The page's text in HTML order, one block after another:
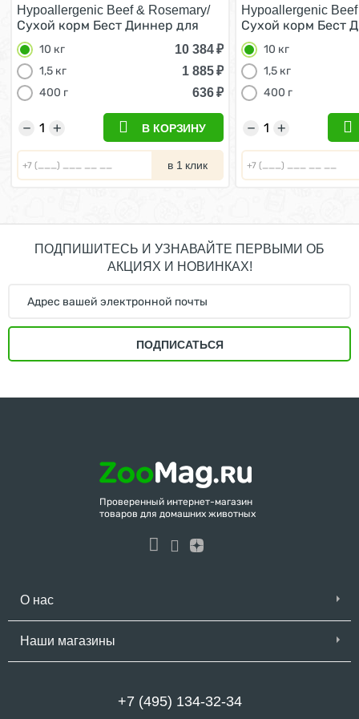
Hypoallergenic Beef & Rosemary/
Сухой корм Бест Диннер для
Стерилизованных кошек
Гипоаллергенный Говядина с
Розмарином 10 кг
10 кг 10 384₽
1,5 кг
1 885₽
400 г
636₽
+
− В КОРЗИНУ
в 1 клик
Hypoallergenic
Сухой корм Бест
Гипоаллергенный
Розмарином 10 кг
10 кг
1,5 кг
400 г
+
−
ПОДПИШИТЕСЬ И УЗНАВАЙТЕ ПЕРВЫМИ ОБ
АКЦИЯХ И НОВИНКАХ!
ПОДПИСАТЬСЯ
Проверенный интернет-магазин
товаров для домашних животных
О нас
Наши магазины
+7 (495) 134-32-34